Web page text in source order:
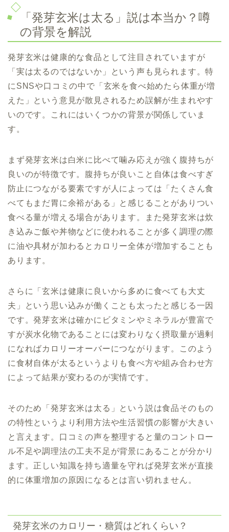
「発芽玄米は太る」説は本当か？噂
の背景を解説
発芽玄米は健康的な食品として注目されていますが
「実は太るのではないか」という声も見られます。特
にSNSや口コミの中で「玄米を食べ始めたら体重が増
えた」という意見が散見されるため誤解が生まれやす
いのです。これにはいくつかの背景が関係していま
す。
まず発芽玄米は白米に比べて噛み応えが強く腹持ちが
良いのが特徴です。腹持ちが良いこと自体は食べすぎ
防止につながる要素ですが人によっては「たくさん食
べてもまだ胃に余裕がある」と感じることがありつい
食べる量が増える場合があります。また発芽玄米は炊
き込みご飯や丼物などに使われることが多く調理の際
に油や具材が加わるとカロリー全体が増加することも
あります。
さらに「玄米は健康に良いから多めに食べても大丈
夫」という思い込みが働くことも太ったと感じる一因
です。発芽玄米は確かにビタミンやミネラルが豊富で
すが炭水化物であることには変わりなく摂取量が過剰
になればカロリーオーバーにつながります。このよう
に食材自体が太るというよりも食べ方や組み合わせ方
によって結果が変わるのが実情です。
そのため「発芽玄米は太る」という説は食品そのもの
の特性というより利用方法や生活習慣の影響が大きい
と言えます。口コミの声を整理すると量のコントロー
ル不足や調理法の工夫不足が背景にあることが分かり
ます。正しい知識を持ち適量を守れば発芽玄米が直接
的に体重増加の原因になるとは言い切れません。
発芽玄米のカロリー・糖質はどれくらい？